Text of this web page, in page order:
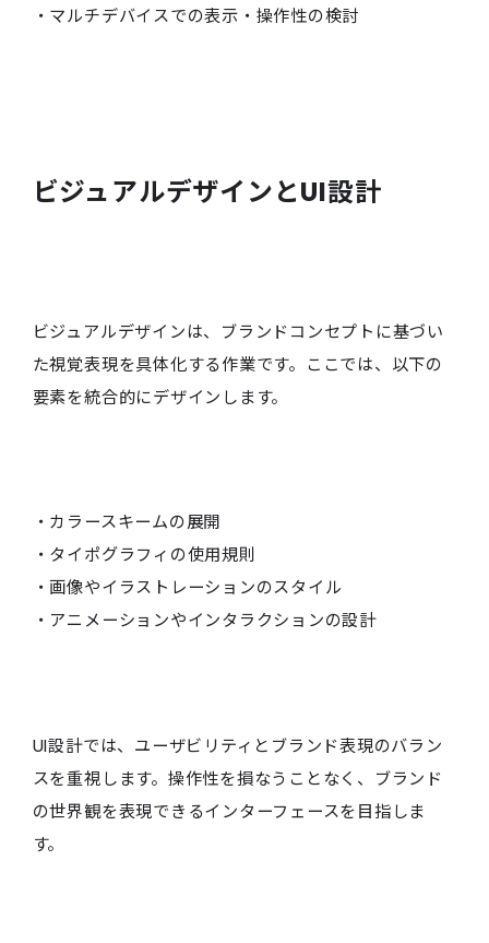
・マルチデバイスでの表示・操作性の検討
ビジュアルデザインとUI設計
ビジュアルデザインは、ブランドコンセプトに基づい
た視覚表現を具体化する作業です。ここでは、以下の
要素を統合的にデザインします。
・カラースキームの展開
・タイポグラフィの使用規則
・画像やイラストレーションのスタイル
・アニメーションやインタラクションの設計
UI設計では、ユーザビリティとブランド表現のバラン
スを重視します。操作性を損なうことなく、ブランド
の世界観を表現できるインターフェースを目指しま
す。